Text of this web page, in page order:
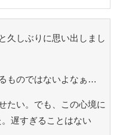
久しぶりに思い出しまし
ものではないよなぁ…
たい。でも、この心境に
遅すぎることはない